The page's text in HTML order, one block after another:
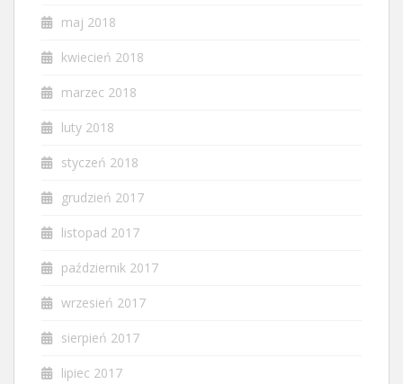
maj 2018
kwiecień 2018
marzec 2018
luty 2018
styczeń 2018
grudzień 2017
listopad 2017
październik 2017
wrzesień 2017
sierpień 2017
lipiec 2017